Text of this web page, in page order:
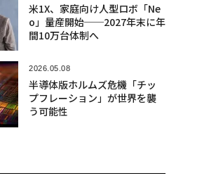
米1X、家庭向け人型ロボ「Ne
o」量産開始──2027年末に年
間10万台体制へ
2026.05.08
半導体版ホルムズ危機「チッ
プフレーション」が世界を襲
う可能性